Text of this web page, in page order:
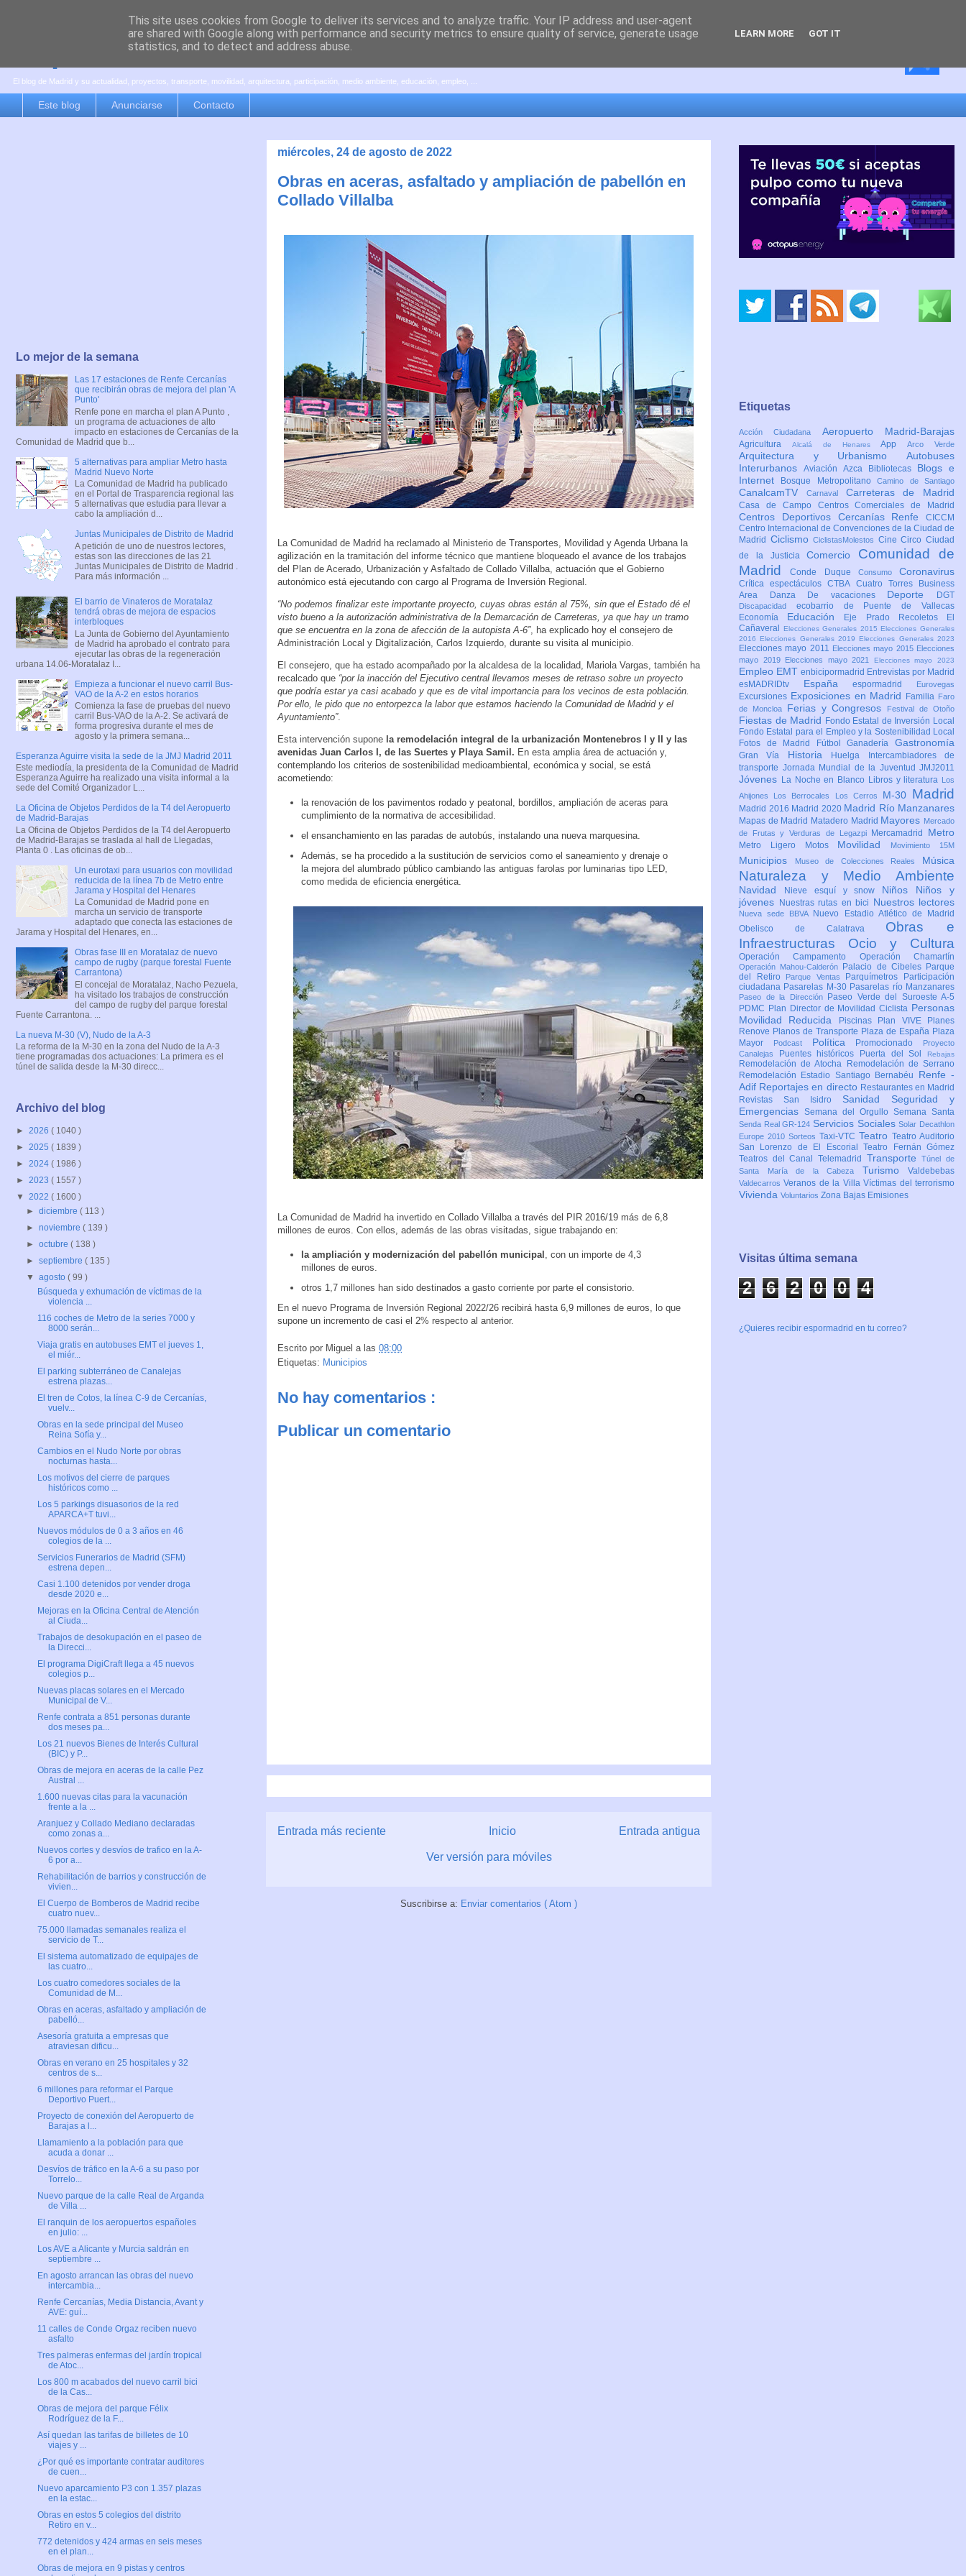
es por madrid
El blog de Madrid y su actualidad, proyectos, transporte, movilidad, arquitectura, participación, medio ambiente, educación, empleo, ...
Este blog Anunciarse Contacto
miércoles, 24 de agosto de 2022
Obras en aceras, asfaltado y ampliación de pabellón en
Collado Villalba
La Comunidad de Madrid ha reclamado al Ministerio de Transportes, Movilidad y Agenda Urbana la
agilización en la tramitación del informe técnico que mantiene bloqueado el avance de los trabajos
del Plan de Acerado, Urbanización y Asfaltado de Collado Villalba, actuación que el Gobierno
autonómico está ejecutando con cargo al Programa de Inversión Regional.
“No podemos finalizar este importante proyecto, cuyas obras están al 75%, sin que el Estado dé el
visto bueno a la autorización administrativa de la Demarcación de Carreteras, ya que hay un tramo
que se encuentra en la zona de afección de la autopista A-6”, ha explicado hoy el consejero de
Administración Local y Digitalización, Carlos Izquierdo, durante su visita al municipio.
El consejero, que ha estado acompañado por la alcaldesa de la localidad, Mariola Vargas, también ha
recalcado que “por la inacción del Ejecutivo central llevamos meses de retraso sobre un proyecto
que podría estar ya casi acabado y que es de vital importancia para los vecinos de esta población.
Por ello, le pido que no entorpezca la labor que estamos haciendo la Comunidad de Madrid y el
Ayuntamiento”.
Esta intervención supone la remodelación integral de la urbanización Montenebros I y II y las
avenidas Juan Carlos I, de las Suertes y Playa Samil. En esta amplia área de actuación y,
contemplando los criterios de sostenibilidad medioambiental, económica y social, se está
acometiendo:
la renovación de los pavimentos rodado y peatonal, bordillos, ampliación de aceras para
cumplimiento de la normativa de accesibilidad.
el ensanchamiento en las paradas de autobús, instalando una nueva marquesina.
Además, se ha procedido a la sustitución de servicios como el saneamiento y drenaje o
la mejora del alumbrado público cambiando las antiguas farolas por luminarias tipo LED,
como medida de eficiencia energética.
La Comunidad de Madrid ha invertido en Collado Villalba a través del PIR 2016/19 más de 6,8
millones de euros. Con ellos, además de las obras visitadas, sigue trabajando en:
la ampliación y modernización del pabellón municipal , con un importe de 4,3
millones de euros.
otros 1,7 millones han sido destinados a gasto corriente por parte el consistorio.
En el nuevo Programa de Inversión Regional 2022/26 recibirá hasta 6,9 millones de euros, lo que
supone un incremento de casi el 2% respecto al anterior.
Escrito por Miguel a las 08:00
Etiquetas: Municipios
No hay comentarios :
Publicar un comentario
Entrada más reciente Entrada antigua
Inicio
Ver versión para móviles
Suscribirse a: Enviar comentarios ( Atom )
Lo mejor de la semana
Las 17 estaciones de Renfe Cercanías
que recibirán obras de mejora del plan 'A
Punto'
Renfe pone en marcha el plan A Punto ,
un programa de actuaciones de alto
impacto en estaciones de Cercanías de la
Comunidad de Madrid que b...
5 alternativas para ampliar Metro hasta
Madrid Nuevo Norte
La Comunidad de Madrid ha publicado
en el Portal de Trasparencia regional las
5 alternativas que estudia para llevar a
cabo la ampliación d...
Juntas Municipales de Distrito de Madrid
A petición de uno de nuestros lectores,
estas son las direcciones de las 21
Juntas Municipales de Distrito de Madrid .
Para más información ...
El barrio de Vinateros de Moratalaz
tendrá obras de mejora de espacios
interbloques
La Junta de Gobierno del Ayuntamiento
de Madrid ha aprobado el contrato para
ejecutar las obras de la regeneración
urbana 14.06-Moratalaz I...
Empieza a funcionar el nuevo carril Bus-
VAO de la A-2 en estos horarios
Comienza la fase de pruebas del nuevo
carril Bus-VAO de la A-2. Se activará de
forma progresiva durante el mes de
agosto y la primera semana...
Esperanza Aguirre visita la sede de la JMJ Madrid 2011
Este mediodía, la presidenta de la Comunidad de Madrid
Esperanza Aguirre ha realizado una visita informal a la
sede del Comité Organizador L...
La Oficina de Objetos Perdidos de la T4 del Aeropuerto
de Madrid-Barajas
La Oficina de Objetos Perdidos de la T4 del Aeropuerto
de Madrid-Barajas se traslada al hall de Llegadas,
Planta 0 . Las oficinas de ob...
Un eurotaxi para usuarios con movilidad
reducida de la línea 7b de Metro entre
Jarama y Hospital del Henares
La Comunidad de Madrid pone en
marcha un servicio de transporte
adaptado que conecta las estaciones de
Jarama y Hospital del Henares, en...
Obras fase III en Moratalaz de nuevo
campo de rugby (parque forestal Fuente
Carrantona)
El concejal de Moratalaz, Nacho Pezuela,
ha visitado los trabajos de construcción
del campo de rugby del parque forestal
Fuente Carrantona. ...
La nueva M-30 (V), Nudo de la A-3
La reforma de la M-30 en la zona del Nudo de la A-3
tiene programadas dos actuaciones: La primera es el
túnel de salida desde la M-30 direcc...
Archivo del blog
► 2026 ( 1040 )
► 2025 ( 1839 )
► 2024 ( 1986 )
► 2023 ( 1557 )
▼ 2022 ( 1600 )
►diciembre( 113 )
►noviembre( 139 )
►octubre( 138 )
►septiembre( 135 )
▼agosto( 99 )
Búsqueda y exhumación de víctimas de la
violencia ...
116 coches de Metro de la series 7000 y
8000 serán...
Viaja gratis en autobuses EMT el jueves 1,
el miér...
El parking subterráneo de Canalejas
estrena plazas...
El tren de Cotos, la línea C-9 de Cercanías,
vuelv...
Obras en la sede principal del Museo
Reina Sofía y...
Cambios en el Nudo Norte por obras
nocturnas hasta...
Los motivos del cierre de parques
históricos como ...
Los 5 parkings disuasorios de la red
APARCA+T tuvi...
Nuevos módulos de 0 a 3 años en 46
colegios de la ...
Servicios Funerarios de Madrid (SFM)
estrena depen...
Casi 1.100 detenidos por vender droga
desde 2020 e...
Mejoras en la Oficina Central de Atención
al Ciuda...
Trabajos de desokupación en el paseo de
la Direcci...
El programa DigiCraft llega a 45 nuevos
colegios p...
Nuevas placas solares en el Mercado
Municipal de V...
Renfe contrata a 851 personas durante
dos meses pa...
Los 21 nuevos Bienes de Interés Cultural
(BIC) y P...
Obras de mejora en aceras de la calle Pez
Austral ...
1.600 nuevas citas para la vacunación
frente a la ...
Aranjuez y Collado Mediano declaradas
como zonas a...
Nuevos cortes y desvíos de trafico en la A-
6 por a...
Rehabilitación de barrios y construcción de
vivien...
El Cuerpo de Bomberos de Madrid recibe
cuatro nuev...
75.000 llamadas semanales realiza el
servicio de T...
El sistema automatizado de equipajes de
las cuatro...
Los cuatro comedores sociales de la
Comunidad de M...
Obras en aceras, asfaltado y ampliación de
pabelló...
Asesoría gratuita a empresas que
atraviesan dificu...
Obras en verano en 25 hospitales y 32
centros de s...
6 millones para reformar el Parque
Deportivo Puert...
Proyecto de conexión del Aeropuerto de
Barajas a l...
Llamamiento a la población para que
acuda a donar ...
Desvíos de tráfico en la A-6 a su paso por
Torrelo...
Nuevo parque de la calle Real de Arganda
de Villa ...
El ranquin de los aeropuertos españoles
en julio: ...
Los AVE a Alicante y Murcia saldrán en
septiembre ...
En agosto arrancan las obras del nuevo
intercambia...
Renfe Cercanías, Media Distancia, Avant y
AVE: guí...
11 calles de Conde Orgaz reciben nuevo
asfalto
Tres palmeras enfermas del jardín tropical
de Atoc...
Los 800 m acabados del nuevo carril bici
de la Cas...
Obras de mejora del parque Félix
Rodríguez de la F...
Así quedan las tarifas de billetes de 10
viajes y ...
¿Por qué es importante contratar auditores
de cuen...
Nuevo aparcamiento P3 con 1.357 plazas
en la estac...
Obras en estos 5 colegios del distrito
Retiro en v...
772 detenidos y 424 armas en seis meses
en el plan...
Obras de mejora en 9 pistas y centros
Etiquetas
Acción Ciudadana Aeropuerto Madrid-Barajas
Agricultura Alcalá de HenaresAppArco Verde
Arquitectura y Urbanismo Autobuses
Interurbanos Aviación Azca Bibliotecas Blogs e
Internet
Bosque MetropolitanoCamino de Santiago
CanalcamTV Carnaval Carreteras de Madrid
Casa de Campo Centros Comerciales de Madrid
Centros Deportivos Cercanías Renfe CICCM
Centro Internacional de Convenciones de la Ciudad de
Madrid CiclismoCiclistasMolestos CineCircoCiudad
de la JusticiaComercio Comunidad de
MadridConde Duque Consumo Coronavirus
Crítica espectáculosCTBA Cuatro Torres Business
Area
Danza De vacaciones Deporte DGT
Discapacidad ecobarrio de Puente de Vallecas
Economía Educación Eje Prado Recoletos
El
Cañaveral
Elecciones Generales 2015 Elecciones Generales
2016 Elecciones Generales 2019 Elecciones Generales 2023
Elecciones mayo 2011 Elecciones mayo 2015 Elecciones
mayo 2019
Elecciones mayo 2021 Elecciones mayo 2023
Empleo EMT enbicipormadrid Entrevistas por Madrid
esMADRIDtv Españaespormadrid Eurovegas
Excursiones Exposiciones en Madrid Familia Faro
de Moncloa
Ferias y Congresos Festival de Otoño
Fiestas de Madrid Fondo Estatal de Inversión Local
Fondo Estatal para el Empleo y la Sostenibilidad Local
Fotos de Madrid
FútbolGanaderíaGastronomía
Gran Vía Historia Huelga
Intercambiadores de
transporte Jornada Mundial de la Juventud JMJ2011
Jóvenes La Noche en Blanco Libros y literatura
Los
Ahijones
Los Berrocales Los Cerros M-30 Madrid
Madrid 2016 Madrid 2020 Madrid Río Manzanares
Mapas de Madrid Matadero Madrid Mayores Mercado
de Frutas y Verduras de Legazpi
Mercamadrid Metro
Metro Ligero Motos Movilidad Movimiento 15M
Municipios Museo de Colecciones Reales Música
Naturaleza y Medio Ambiente
Navidad Nieve esquí y snow Niños Niños y
jóvenes
Nuestras rutas en bici Nuestros lectores
Nueva sede BBVA
Nuevo Estadio Atlético de Madrid
Obelisco de Calatrava Obras e
Infraestructuras Ocio y Cultura
Operación Campamento Operación Chamartín
Operación Mahou-Calderón Palacio de Cibeles Parque
del Retiro
Parque Ventas Parquímetros
Participación
ciudadana Pasarelas M-30 Pasarelas río Manzanares
Paseo de la Dirección
Paseo Verde del Suroeste A-5
PDMC Plan Director de Movilidad Ciclista Personas
Movilidad Reducida
Piscinas Plan VIVE
Planes
Renove Planos de Transporte Plaza de España Plaza
Mayor
Podcast Política Promocionado
Proyecto
Canalejas
Puentes históricos Puerta del Sol Rebajas
Remodelación de Atocha
Remodelación de Serrano
Remodelación Estadio Santiago Bernabéu Renfe -
Adif Reportajes en directo Restaurantes en Madrid
Revistas San Isidro Sanidad Seguridad y
Emergencias Semana del Orgullo Semana Santa
Senda Real GR-124 Servicios SocialesSolar Decathlon
Europe 2010 Sorteos Taxi-VTC Teatro Teatro Auditorio
San Lorenzo de El EscorialTeatro Fernán Gómez
Teatros del Canal Telemadrid TransporteTúnel de
Santa María de la Cabeza Turismo Valdebebas
ValdecarrosVeranos de la VillaVíctimas del terrorismo
Vivienda Voluntarios Zona Bajas Emisiones
Visitas última semana
2 6 2 0 0 4
¿Quieres recibir espormadrid en tu correo?
This site uses cookies from Google to deliver its services and to analyze traffic. Your IP address and user-agent
are shared with Google along with performance and security metrics to ensure quality of service, generate usage
statistics, and to detect and address abuse.
LEARN MORE GOT IT